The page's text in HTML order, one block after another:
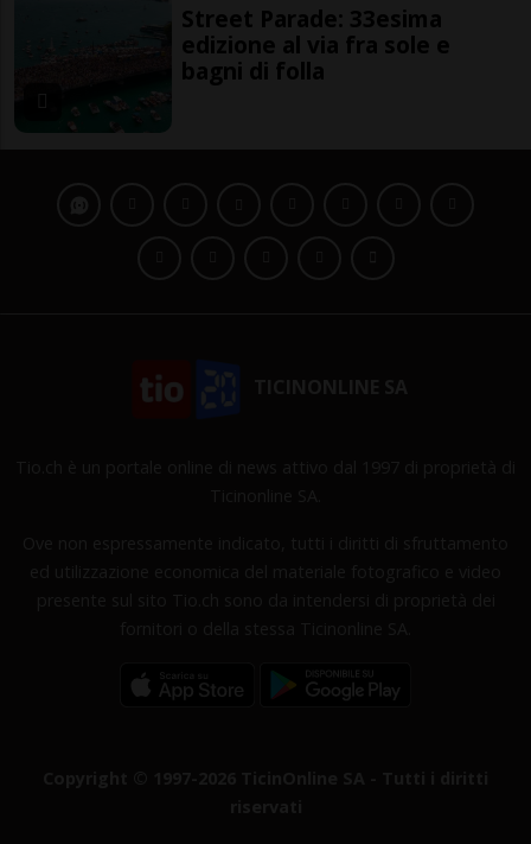
Street Parade: 33esima
edizione al via fra sole e
bagni di folla